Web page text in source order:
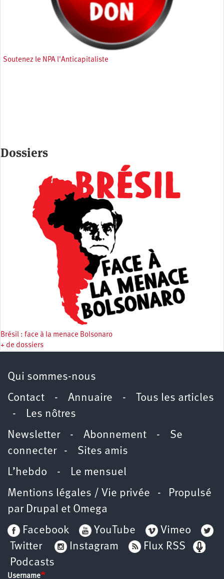
Soutenez le NPA l'Anticapitaliste
Dossiers
Brésil : face à la menace Bolsonaro
+ de dossiers
Qui sommes-nous
Contact - Annuaire -
Tous les articles
- Les nôtres
Newsletter- Abonnement - Se
connecter- Sites amis
L’hebdo - Le mensuel
Mentions légales / Vie privée - Propulsé
par Drupal et Omega
Facebook
YouTube
Vimeo
Twitter
Instagram
Flux RSS
Podcasts
Username